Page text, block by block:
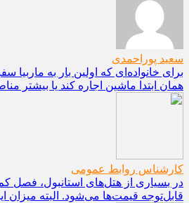
سعید پوراحمدی
برای خانواده‌ای که اولین بار به ماربیا
همان ابتدا ماشین اجاره کند یا بیشتر
کارشناس روابط عمومی
در بسیاری از هتل‌های استانبول،
قابل‌توجه قیمت‌ها می‌شود. البته میزان